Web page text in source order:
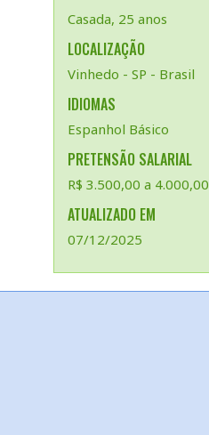
Casada, 25 anos
LOCALIZAÇÃO
Vinhedo - SP - Brasil
IDIOMAS
Espanhol Básico
PRETENSÃO SALARIAL
R$ 3.500,00 a 4.000,00
ATUALIZADO EM
07/12/2025